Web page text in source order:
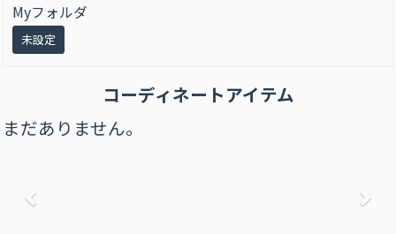
Myフォルダ
未設定
コーディネートアイテム
まだありません。